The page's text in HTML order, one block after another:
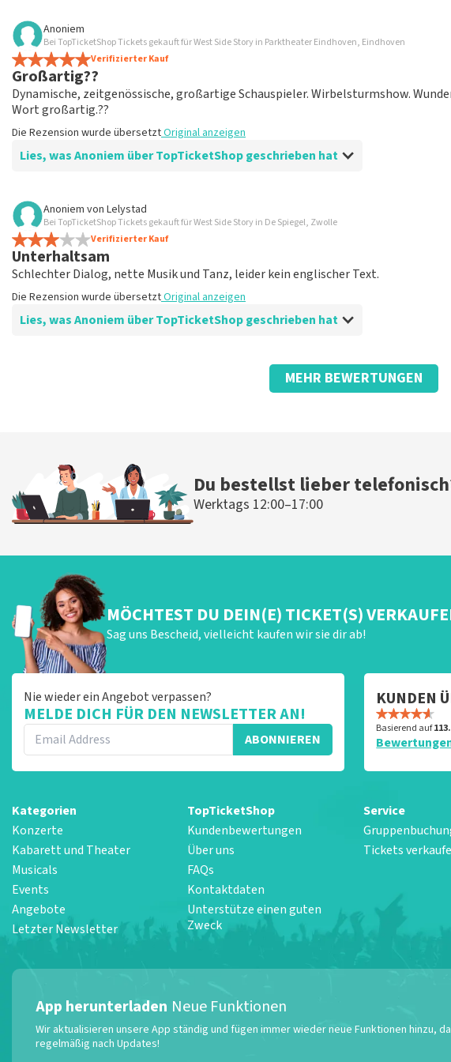
Bewertung von Anoniem über
übersichtlich
ein weiteres großartiges Erlebnis über Top TicketShop. alles ist wieder gut
Die Rezension wurde übersetzt
Anoniem
Bei TopTicketShop Tickets gekauft für West Side Story in Parktheater Eindhoven, Eindhoven
Verifizierter Kauf
Großartig??
Dynamische, zeitgenössische, großartige Schauspieler. Wirbelsturmshow.
Wort großartig.??
Die Rezension wurde übersetztOriginal anzeigen
Lies, was Anoniem über TopTicketShop geschrieben hat
Bewertung von Anoniem über
Geölt
Guter Mailaustausch. Und effizient organisiert. Einfach gut organisiert. Belassen
Die Rezension wurde übersetzt
Anoniem von Lelystad
Bei TopTicketShop Tickets gekauft für West Side Story in De Spiegel, Zwolle
Verifizierter Kauf
Unterhaltsam
Schlechter Dialog, nette Musik und Tanz, leider kein englischer Text.
Die Rezension wurde übersetztOriginal anzeigen
Lies, was Anoniem über TopTicketShop geschrieben hat
Seltsam, der Name auf dem Ticket.
Beste klant, Bedankt voor het schrijven van een review op onze website. Uw
ons zo onze dienstverlening te verbeteren en ook helpt u andere
hebben uw review gelezen en willen er graag op reageren. Het klopt dat er
dat u ondanks de verwarring toch een fantastische avond heeft gehad. Met
Antwort von TopTicketShop
MEHR BEWERTUNGEN
Du bestellst lieber
Werktags 12:00–17:00
MÖCHTEST DU DEIN(E) TICKET(S)
Sag uns Bescheid, vielleicht kaufen wir sie dir ab!
Nie wieder ein Angebot verpassen?
MELDE DICH FÜR DEN NEWSLETTER AN!
ABONNIEREN
KUNDEN
Basierend auf
Kategorien
Konzerte
Kabarett und Theater
Musicals
Events
Angebote
Letzter Newsletter
TopTicketShop
Kundenbewertungen
Über uns
FAQs
Kontaktdaten
Unterstütze einen guten
Zweck
Service
Tickets
App herunterladen Neue Funktionen
Wir aktualisieren unsere App ständig und fügen immer wieder neue Funktionen
regelmäßig nach Updates!